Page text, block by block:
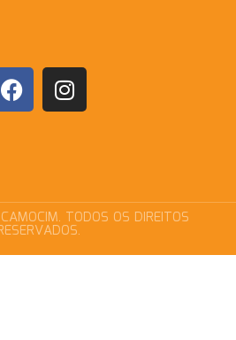
TODOS OS DIREITOS